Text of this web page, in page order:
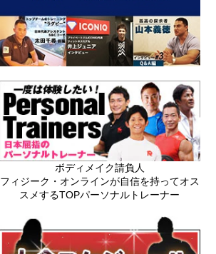
ボディメイク請負人
フィジーク・オンラインが自信を持ってオス
スメするTOPパーソナルトレーナー